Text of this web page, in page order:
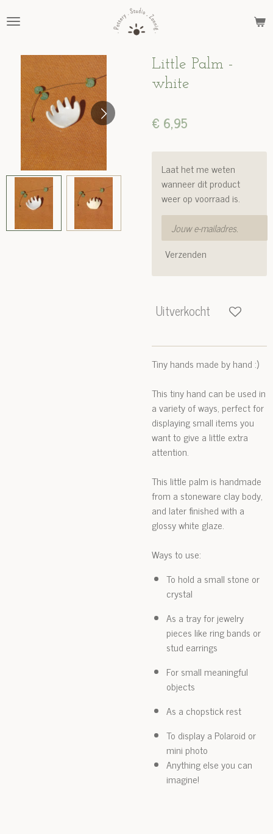
direct
hoofdinhoud
Little Palm -
white
€ 6,95
Laat het me weten
wanneer dit product
weer op voorraad is.
Verzenden
Uitverkocht
Tiny hands made by hand :)
This tiny hand can be used in
a variety of ways, perfect for
displaying small items you
want to give a little extra
attention.
This little palm is handmade
from a stoneware clay body,
and later finished with a
glossy white glaze.
Ways to use:
To hold a small stone or
crystal
As a tray for jewelry
pieces like ring bands or
stud earrings
For small meaningful
objects
As a chopstick rest
To display a Polaroid or
mini photo
Anything else you can
imagine!